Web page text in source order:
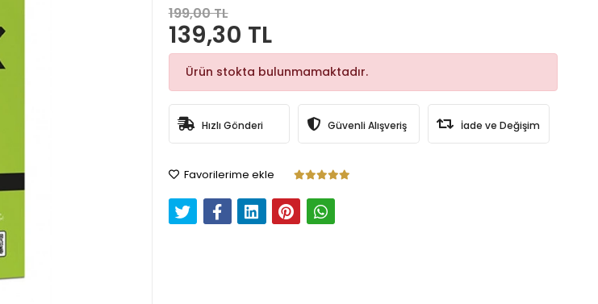
199,00 TL
139,30 TL
Ürün stokta bulunmamaktadır.
Hızlı Gönderi Güvenli Alışveriş İade ve Değişim
Favorilerime ekle